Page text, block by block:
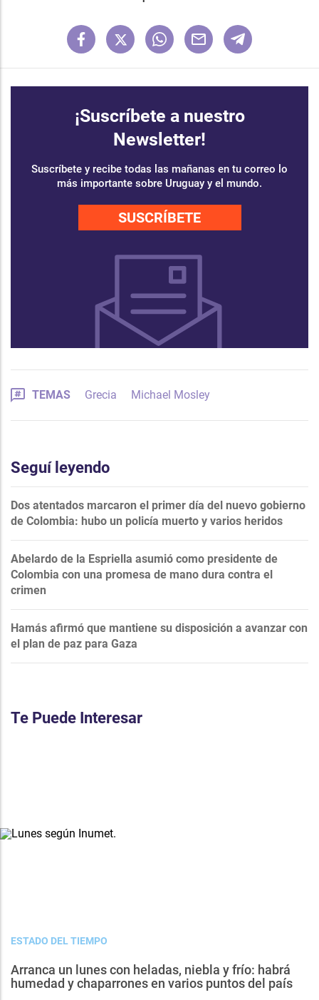
¡Suscríbete a nuestro
Newsletter!
Suscríbete y recibe todas las mañanas en tu correo lo
más importante sobre Uruguay y el mundo.
SUSCRÍBETE
TEMAS Grecia Michael Mosley
Seguí leyendo
Dos atentados marcaron el primer día del nuevo gobierno
de Colombia: hubo un policía muerto y varios heridos
Abelardo de la Espriella asumió como presidente de
Colombia con una promesa de mano dura contra el
crimen
Hamás afirmó que mantiene su disposición a avanzar con
el plan de paz para Gaza
Te Puede Interesar
ESTADO DEL TIEMPO
Arranca un lunes con heladas, niebla y frío: habrá
humedad y chaparrones en varios puntos del país